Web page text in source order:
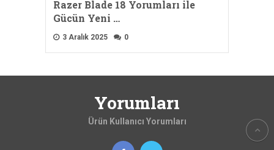
Razer Blade 18 Yorumları ile
Gücün Yeni …
3 Aralık 2025 0
Yorumları
Ürün Kullanıcı Yorumları